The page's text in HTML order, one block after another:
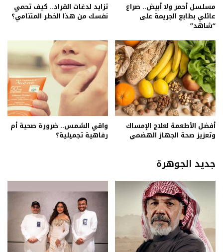
مسلسل أحمر ولا أبيض.. صراع
عائلي بطابع الجريمة على
“شاهد”
تزايد لدغات القراد.. كيف تحمي
نفسك من هذا الخطر المتنامي؟
أفضل الأطعمة لعلاج الإمساك
وتعزيز صحة الجهاز الهضمي
واقي الشمس.. ضرورة صحية أم
رفاهية تجميلية؟
جديد الجوهرة